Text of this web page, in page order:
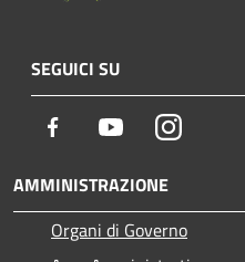
SEGUICI SU
Facebook YoutubeInstagram
AMMINISTRAZIONE
Organi di Governo